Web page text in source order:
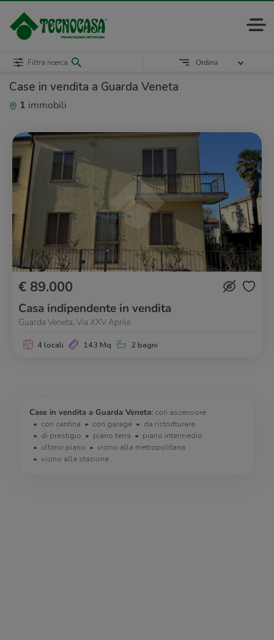
Case in vendita a Guarda Veneta
1 immobili
Filtra ricerca Ordina
€ 89.000
Casa indipendente in vendita
Guarda Veneta, Via XXV Aprile
4 locali 143 Mq 2 bagni
Case in vendita a Guarda Veneta: con ascensore
con cantina
con garage
da ristrutturare
di prestigio
piano terra
piano intermedio
ultimo piano
vicino alla metropolitana
vicino alla stazione